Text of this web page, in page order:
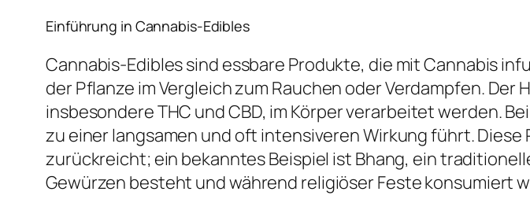
Einführung in Cannabis-Edibles
Cannabis-Edibles sind essbare Produkte, die mit Cannabis
der Pflanze im Vergleich zum Rauchen oder Verdampfen.
insbesondere THC und CBD, im Körper verarbeitet werden.
zu einer langsamen und oft intensiveren Wirkung führt.
zurückreicht; ein bekanntes Beispiel ist Bhang, ein
Gewürzen besteht und während religiöser Feste konsumiert